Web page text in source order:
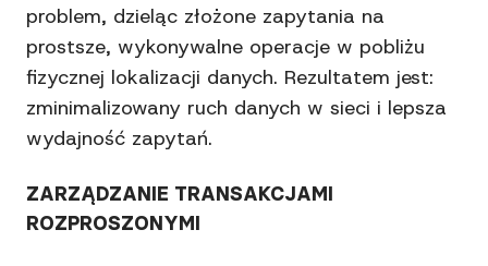
problem, dzieląc złożone zapytania na
prostsze, wykonywalne operacje w pobliżu
fizycznej lokalizacji danych. Rezultatem jest:
zminimalizowany ruch danych w sieci i lepsza
wydajność zapytań.
ZARZĄDZANIE TRANSAKCJAMI
ROZPROSZONYMI